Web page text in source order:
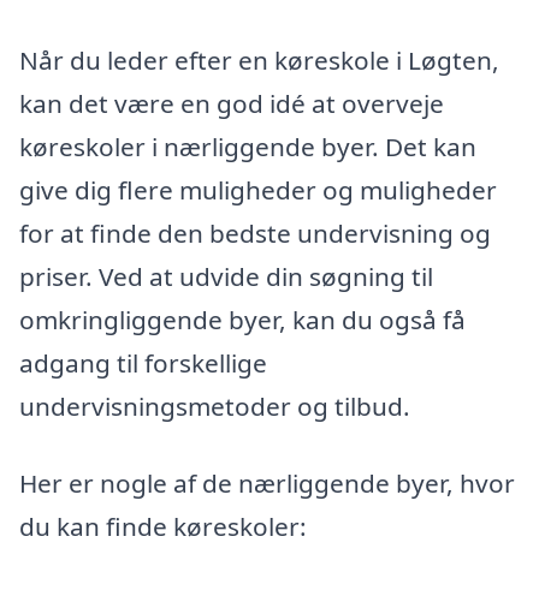
Når du leder efter en køreskole i Løgten,
kan det være en god idé at overveje
køreskoler i nærliggende byer. Det kan
give dig flere muligheder og muligheder
for at finde den bedste undervisning og
priser. Ved at udvide din søgning til
omkringliggende byer, kan du også få
adgang til forskellige
undervisningsmetoder og tilbud.
Her er nogle af de nærliggende byer, hvor
du kan finde køreskoler: